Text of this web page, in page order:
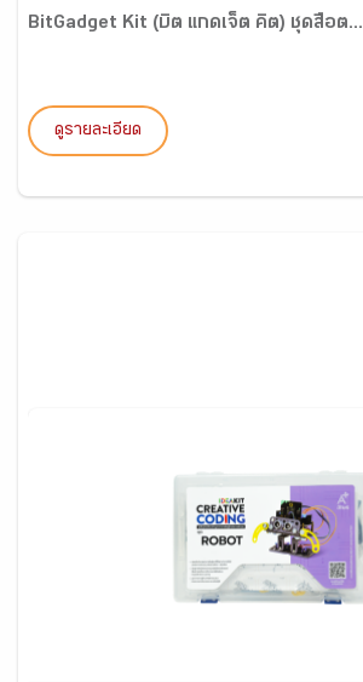
BitGadget Kit (บิต แกดเจ็ต คิต) ชุดสื่อต...
ดูรายละเอียด